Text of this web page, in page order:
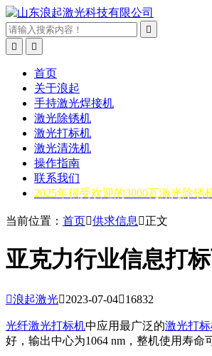



首页
关于浪起
手持激光焊接机
激光除锈机
激光打标机
激光清洗机
操作指南
联系我们
2025年很受欢迎的3000瓦激光除锈
当前位置： 首页供求信息 正文
亚克力行业信息打
浪起激光2023-07-0416832
光纤激光打标机中应用最广泛的激光打
好，输出中心为1064 nm，整机使用寿